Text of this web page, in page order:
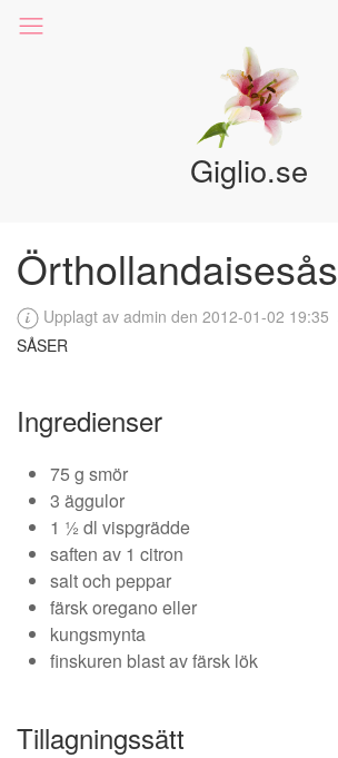
Giglio.se
Örthollandaisesås
Upplagt av admin den 2012-01-02 19:35
SÅSER
Ingredienser
75 g smör
3 äggulor
1 ½ dl vispgrädde
saften av 1 citron
salt och peppar
färsk oregano eller
kungsmynta
finskuren blast av färsk lök
Tillagningssätt